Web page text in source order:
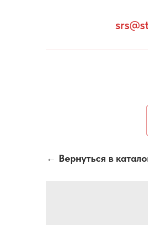
← Вернуться в